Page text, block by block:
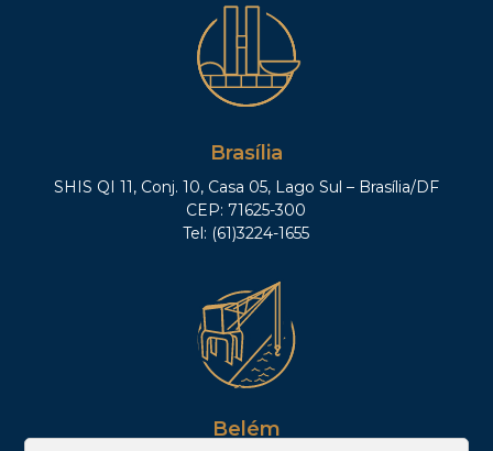
Brasília
SHIS QI 11, Conj. 10, Casa 05, Lago Sul – Brasília/DF
CEP: 71625-300
Tel: (61)3224-1655
Belém